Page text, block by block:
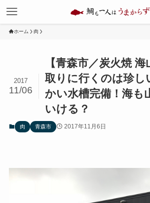
ホーム 肉
【青森市／炭火焼
取りに行くのは珍し
かい水槽完備！海も
いける？
2017
11/06
肉 青森市 2017年11月6日